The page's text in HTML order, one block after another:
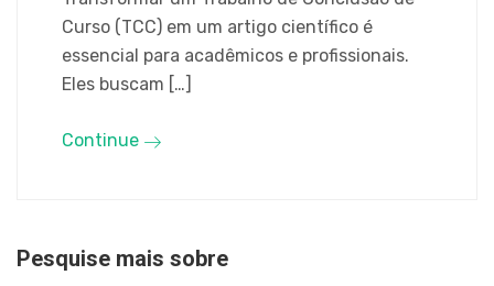
Curso (TCC) em um artigo científico é
essencial para acadêmicos e profissionais.
Eles buscam […]
Continue
Pesquise mais sobre